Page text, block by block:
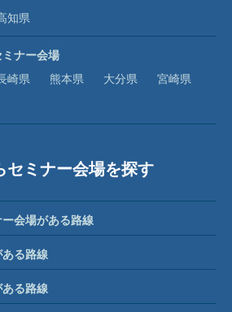
知県
ナー会場
崎県 熊本県 大分県
宮崎県
セミナー会場を探す
会場がある路線
る路線
る路線